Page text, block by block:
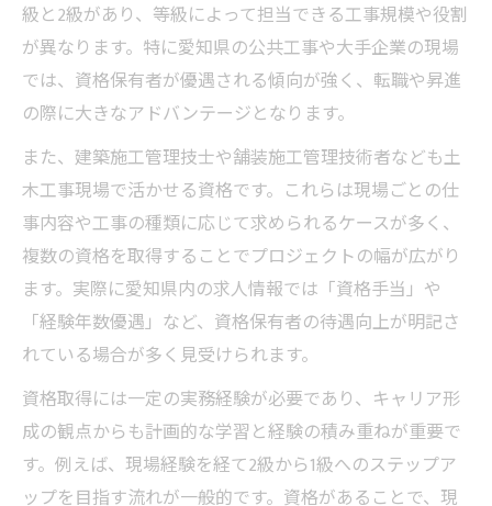
級と2級があり、等級によって担当できる工事規模や役割
が異なります。特に愛知県の公共工事や大手企業の現場
では、資格保有者が優遇される傾向が強く、転職や昇進
の際に大きなアドバンテージとなります。
また、建築施工管理技士や舗装施工管理技術者なども土
木工事現場で活かせる資格です。これらは現場ごとの仕
事内容や工事の種類に応じて求められるケースが多く、
複数の資格を取得することでプロジェクトの幅が広がり
ます。実際に愛知県内の求人情報では「資格手当」や
「経験年数優遇」など、資格保有者の待遇向上が明記さ
れている場合が多く見受けられます。
資格取得には一定の実務経験が必要であり、キャリア形
成の観点からも計画的な学習と経験の積み重ねが重要で
す。例えば、現場経験を経て2級から1級へのステップア
ップを目指す流れが一般的です。資格があることで、現